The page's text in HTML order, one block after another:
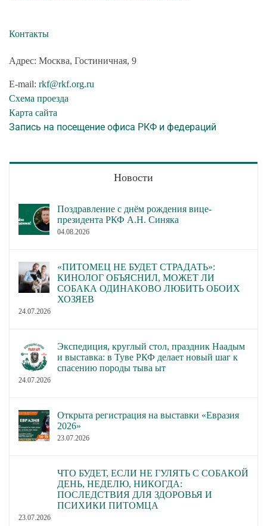
Контакты
Адрес: Москва, Гостиничная, 9
E-mail: rkf@rkf.org.ru
Схема проезда
Карта сайта
Запись на посещение офиса РКФ и федераций
Новости
Поздравление с днём рождения вице-
президента РКФ А.Н. Синяка
04.08.2026
«ПИТОМЕЦ НЕ БУДЕТ СТРАДАТЬ»:
КИНОЛОГ ОБЪЯСНИЛ, МОЖЕТ ЛИ
СОБАКА ОДИНАКОВО ЛЮБИТЬ ОБОИХ
ХОЗЯЕВ
24.07.2026
Экспедиция, круглый стол, праздник Наадым
и выставка: в Туве РКФ делает новый шаг к
спасению породы тыва ыт
24.07.2026
Открыта регистрация на выставки «Евразия
2026»
23.07.2026
ЧТО БУДЕТ, ЕСЛИ НЕ ГУЛЯТЬ С СОБАКОЙ
ДЕНЬ, НЕДЕЛЮ, НИКОГДА:
ПОСЛЕДСТВИЯ ДЛЯ ЗДОРОВЬЯ И
ПСИХИКИ ПИТОМЦА
23.07.2026